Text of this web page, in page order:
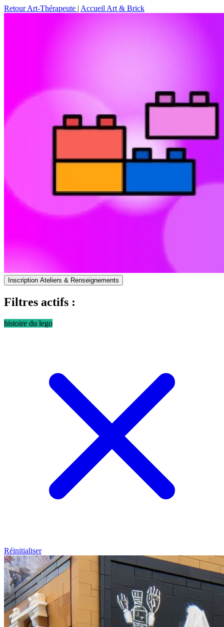
Retour Art-Thérapeute | Accueil Art & Brick
Inscription Ateliers & Renseignements
Filtres actifs :
histoire du lego
Réinitialiser